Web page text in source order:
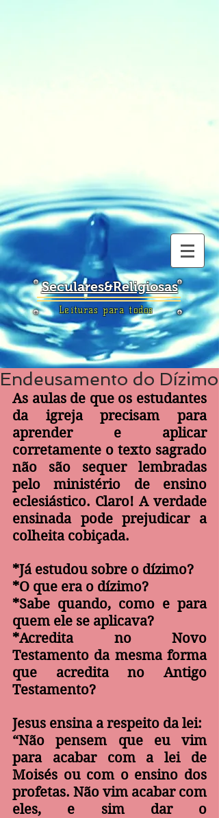
Seculares&Religiosas
Leituras para todos
Endeusamento do Dízimo
As aulas de que os estudantes
da igreja precisam para
aprender e aplicar
corretamente o texto sagrado
não são sequer lembradas
pelo ministério de ensino
eclesiástico. Claro! A verdade
ensinada pode prejudicar a
colheita cobiçada.
*Já estudou sobre o dízimo?
*O que era o dízimo?
*Sabe quando, como e para
quem ele se aplicava?
*Acredita no Novo
Testamento da mesma forma
que acredita no Antigo
Testamento?
Jesus ensina a respeito da lei:
“Não pensem que eu vim
para acabar com a lei de
Moisés ou com o ensino dos
profetas. Não vim acabar com
eles, e sim dar o